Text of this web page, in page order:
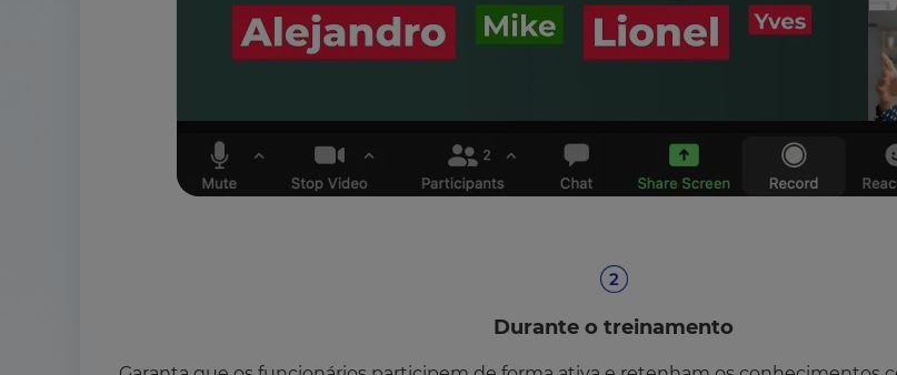
Durante o treinamento